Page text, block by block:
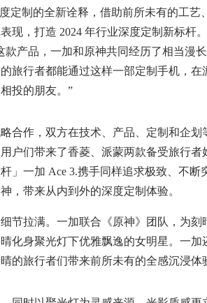
制的全新诠释，借助前所未有的工艺
现，打造 2024 年行业深度定制新标杆
产品，一加和原神共同经历了相当漫长
旅行者都能通过这样一部定制手机，在
投的朋友。”
作，双方在技术、产品、定制和企划
户们带来了香菱、派蒙两款备受旅行者
」一加 Ace 3.携手同样追求极致、不断
，带来从内到外的深度定制体验。
拉满。一加联合《原神》团队，为刻
化身聚光灯下优雅飘逸的女明星。一加
的旅行者们带来前所未有的全感沉浸体